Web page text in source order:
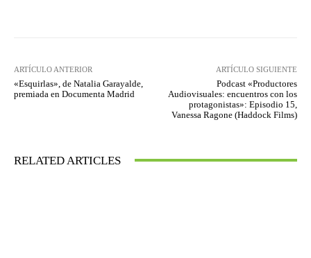
ARTÍCULO ANTERIOR
«Esquirlas», de Natalia Garayalde,
premiada en Documenta Madrid
ARTÍCULO SIGUIENTE
Podcast «Productores
Audiovisuales: encuentros con los
protagonistas»: Episodio 15,
Vanessa Ragone (Haddock Films)
RELATED ARTICLES